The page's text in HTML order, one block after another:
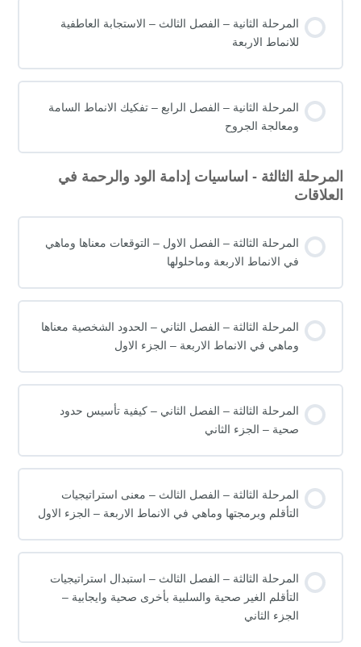
المرحلة الثانية – الفصل الثالث – الاستجابة العاطفية
للانماط الاربعة
المرحلة الثانية – الفصل الرابع – تفكيك الانماط السامة
ومعالجة الجروح
المرحلة الثالثة - اساسيات إدامة الود والرحمة في
العلاقات
المرحلة الثالثة – الفصل الاول – التوقعات معناها وماهي
في الانماط الاربعة وماحلولها
المرحلة الثالثة – الفصل الثاني – الحدود الشخصية معناها
وماهي في الانماط الاربعة – الجزء الاول
المرحلة الثالثة – الفصل الثاني – كيفية تأسيس حدود
صحية – الجزء الثاني
المرحلة الثالثة – الفصل الثالث – معنى استراتيجيات
التأقلم وبرمجتها وماهي في الانماط الاربعة – الجزء الاول
المرحلة الثالثة – الفصل الثالث – استبدال استراتيجيات
التأقلم الغير صحية والسلبية بأخرى صحية وايجابية –
الجزء الثاني